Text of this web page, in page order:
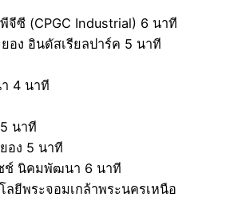
ซี (CPGC Industrial) 6 นาที
อง อินดัสเรียลปาร์ค 5 นาที
4 นาที
นาที
อง 5 นาที
ชช์ นิคมพัฒนา 6 นาที
ลยีพระจอมเกล้าพระนครเหนือ